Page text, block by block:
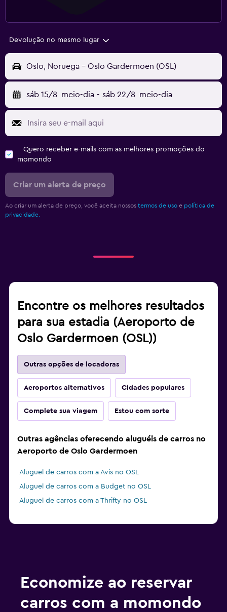
Devolução no mesmo lugar
Oslo, Noruega - Oslo Gardermoen (OSL)
sáb 15/8 meio-dia - sáb 22/8 meio-dia
Quero receber e-mails com as melhores promoções do
momondo
Criar um alerta de preço
Ao criar um alerta de preço, você aceita nossos termos de uso e política de
privacidade.
Encontre os melhores resultados
para sua estadia (Aeroporto de
Oslo Gardermoen (OSL))
Outras opções de locadoras
Aeroportos alternativos Cidades populares
Complete sua viagem Estou com sorte
Outras agências oferecendo aluguéis de carros no
Aeroporto de Oslo Gardermoen
Aluguel de carros com a Avis no OSL
Aluguel de carros com a Budget no OSL
Aluguel de carros com a Thrifty no OSL
Economize ao reservar
carros com a momondo